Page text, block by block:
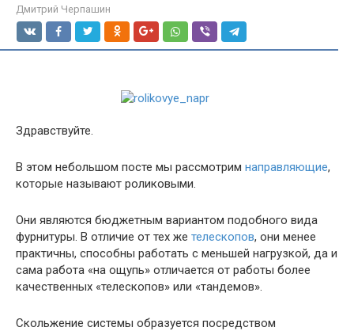
Дмитрий Черпашин
Здравствуйте.
В этом небольшом посте мы рассмотрим направляющие,
которые называют роликовыми.
Они являются бюджетным вариантом подобного вида
фурнитуры. В отличие от тех же телескопов, они менее
практичны, способны работать с меньшей нагрузкой, да и
сама работа «на ощупь» отличается от работы более
качественных «телескопов» или «тандемов».
Скольжение системы образуется посредством